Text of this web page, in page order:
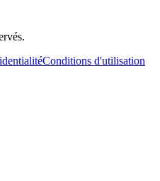
Conditions d'utilisation